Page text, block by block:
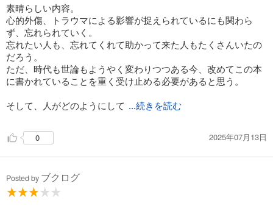
素晴らしい内容。
心的外傷、トラウマによる影響が捉えられているにも関わら
ず、忘れられていく。
忘れたい人も、忘れてくれて助かって来た人もたくさんいたの
だろう。
ただ、時代も世論もようやく変わりつつある今、改めてこの本
に書かれていることを重く受け止める必要があると思う。
そして、人がどのようにして ...続きを読む
0 2025年07月13日
Posted by ブクログ